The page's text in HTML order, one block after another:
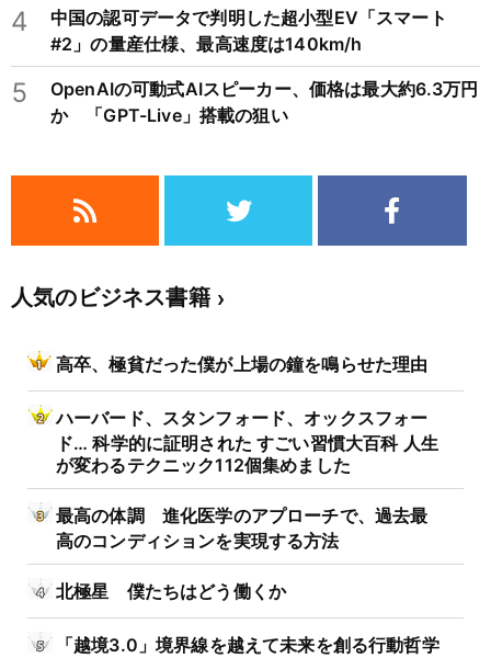
4
中国の認可データで判明した超小型EV「スマート
#2」の量産仕様、最高速度は140km/h
5
OpenAIの可動式AIスピーカー、価格は最大約6.3万円
か 「GPT-Live」搭載の狙い
人気のビジネス書籍
高卒、極貧だった僕が上場の鐘を鳴らせた理由
ハーバード、スタンフォード、オックスフォー
ド… 科学的に証明された すごい習慣大百科 人生
が変わるテクニック112個集めました
最高の体調 進化医学のアプローチで、過去最
高のコンディションを実現する方法
北極星 僕たちはどう働くか
「越境3.0」境界線を越えて未来を創る行動哲学